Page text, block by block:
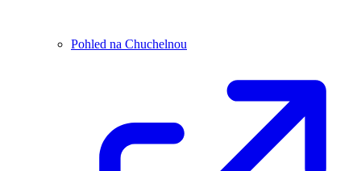
Pohled na Chuchelnou